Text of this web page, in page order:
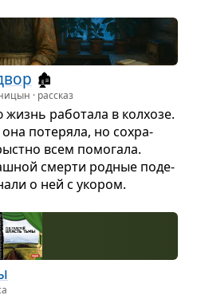
🏚️
· рассказ
рабо­тала в кол­хозе.
поте­ряла, но сохра­
всем помо­гала.
смерти род­ные поде­
о ней с уко­ром.